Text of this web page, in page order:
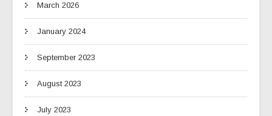
March 2026
January 2024
September 2023
August 2023
July 2023